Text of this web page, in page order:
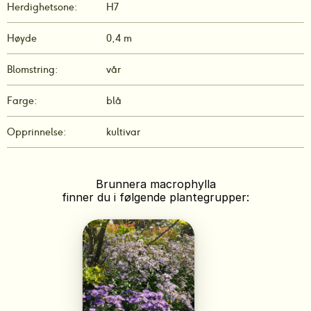
Herdighetsone: H7
Høyde 0,4 m
Blomstring: vår
Farge: blå
Opprinnelse: kultivar
Brunnera macrophylla
finner du i følgende plantegrupper: